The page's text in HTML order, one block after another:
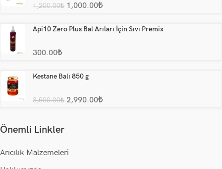
1,200.00₺ 1,000.00₺
Api10 Zero Plus Bal Arıları İçin Sıvı Premix
300.00₺
Kestane Balı 850 g
3,500.00₺ 2,990.00₺
Önemli Linkler
Arıcılık Malzemeleri